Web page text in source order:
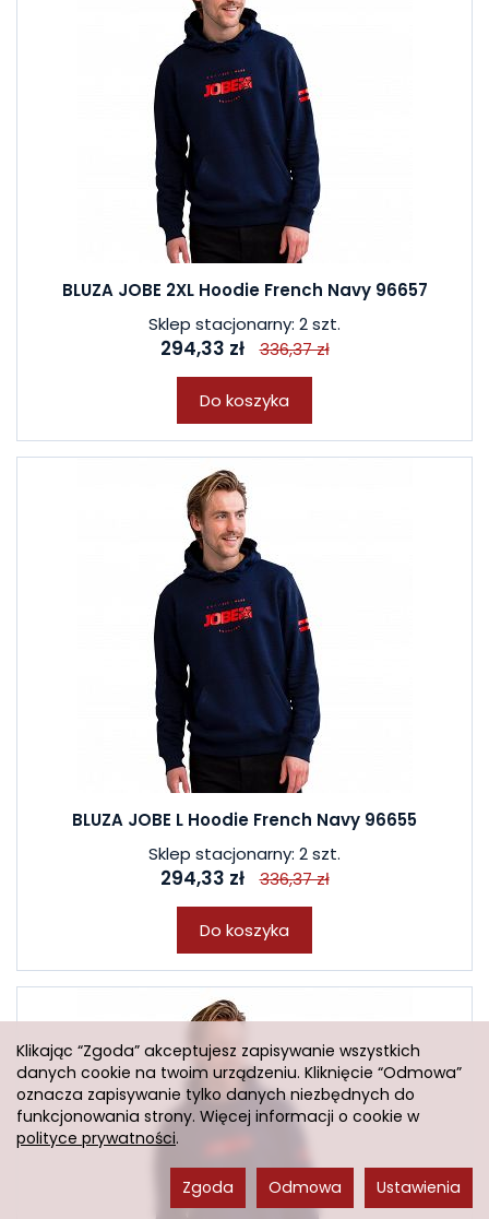
BLUZA JOBE 2XL Hoodie French Navy 96657
Sklep stacjonarny: 2 szt.
294,33 zł 336,37 zł
Do koszyka
BLUZA JOBE L Hoodie French Navy 96655
Sklep stacjonarny: 2 szt.
294,33 zł 336,37 zł
Do koszyka
Klikając “Zgoda” akceptujesz zapisywanie wszystkich
danych cookie na twoim urządzeniu. Kliknięcie “Odmowa”
oznacza zapisywanie tylko danych niezbędnych do
funkcjonowania strony. Więcej informacji o cookie w
polityce prywatności.
Ustawienia
Odmowa
Zgoda